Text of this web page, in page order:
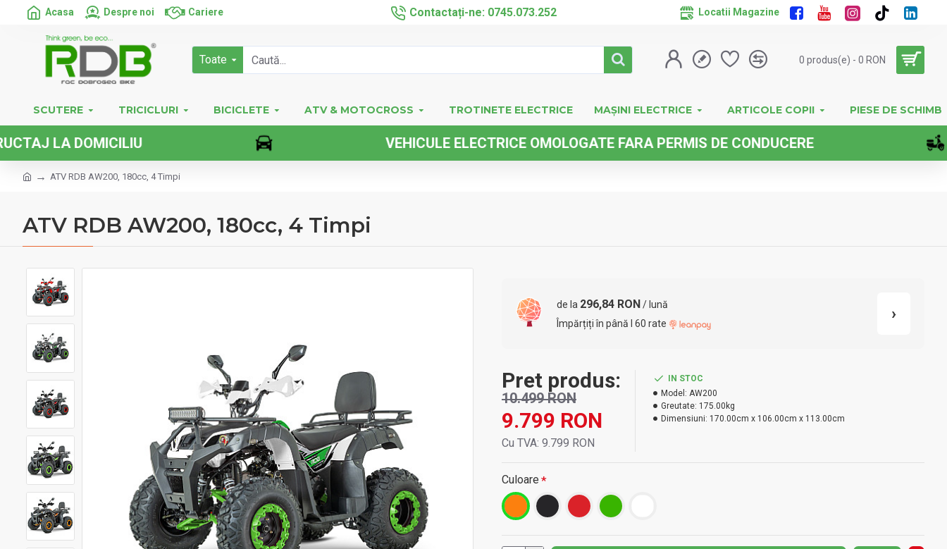
Acasa Despre noi Cariere Contactați-ne: 0745.073.252 Locatii Magazine
Toate 0 produs(e) - 0 RON
SCUTERE TRICICLURI BICICLETE ATV & MOTOCROSS TROTINETE ELECTRICE MAȘINI ELECTRICE ARTICOLE COPII PIESE DE SCHIMB
VEHICULE ELECTRICE OMOLOGATE FARA PERMIS DE CONDUCERE
ATV RDB AW200, 180cc, 4 Timpi
ATV RDB AW200, 180cc, 4 Timpi
de la 296,84 RON/ lună
Împărțiți în până l 60 rate
›
Pret produs:
9.799 RON
10.499 RON
Cu TVA: 9.799 RON
IN STOC
Model: AW200
Greutate: 175.00kg
Dimensiuni: 170.00cm x 106.00cm x 113.00cm
Culoare